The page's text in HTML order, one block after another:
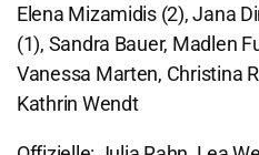
Elena Mizamidis (2), Jana
(1), Sandra Bauer, Madlen
Vanessa Marten, Christina
Kathrin Wendt